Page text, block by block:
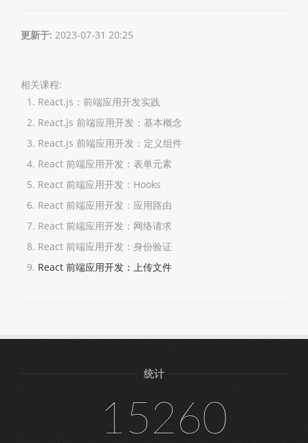
更新于: 2023-07-31 20:25
相关课程:
React.js：前端应用开发实践
React.js 前端应用开发：基本概念
React.js 前端应用开发：定义组件
React 前端应用开发：表单元素
React 前端应用开发：Hooks
React 前端应用开发：应用路由
React 前端应用开发：网络请求
React 前端应用开发：身份验证
React 前端应用开发：上传文件
统计
15260